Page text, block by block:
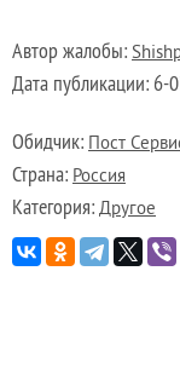
Автор жалобы:
Дата публикации: 6-
Обидчик: Пост
Страна: Россия
Категория: Другое